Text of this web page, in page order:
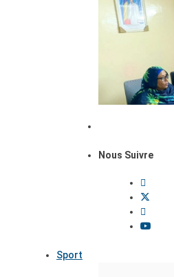
Nous Suivre
Sport